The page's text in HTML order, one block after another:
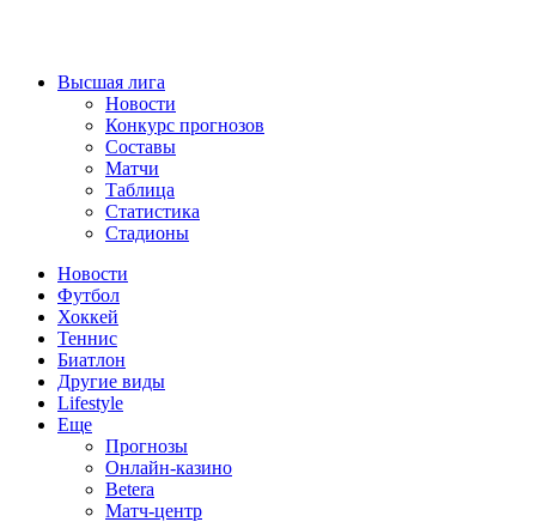
Высшая лига
Новости
Конкурс прогнозов
Составы
Матчи
Таблица
Статистика
Стадионы
Новости
Футбол
Хоккей
Теннис
Биатлон
Другие виды
Lifestyle
Еще
Прогнозы
Онлайн-казино
Betera
Матч-центр